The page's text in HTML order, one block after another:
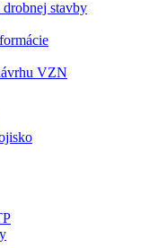
stavby
VZN